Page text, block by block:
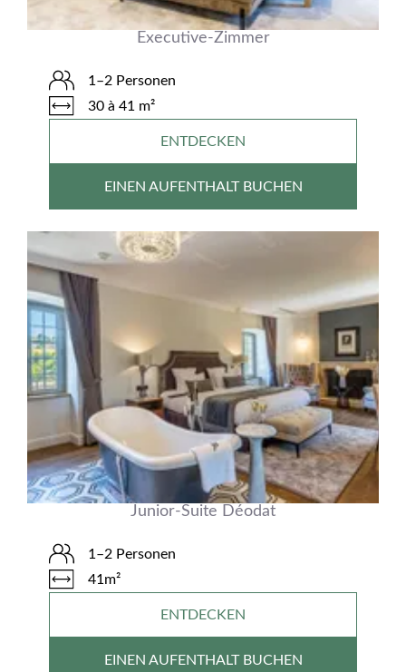
Executive-Zimmer
1–2 Personen
30 à 41 m²
ENTDECKEN
EINEN AUFENTHALT BUCHEN
Junior-Suite Déodat
1–2 Personen
41m²
ENTDECKEN
EINEN AUFENTHALT BUCHEN